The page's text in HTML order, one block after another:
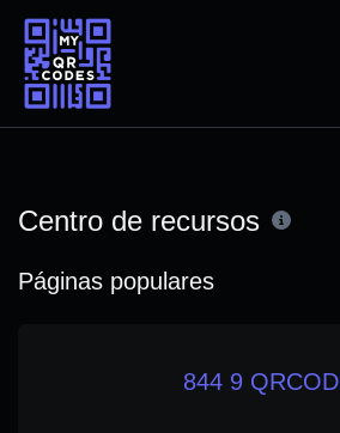
Centro de recursos
Páginas populares
844 9